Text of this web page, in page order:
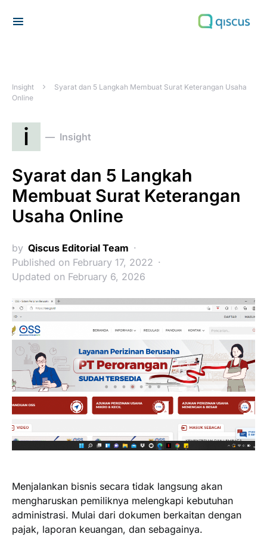
Insight
Syarat dan 5 Langkah Membuat Surat Keterangan Usaha
Online
i Insight
Syarat dan 5 Langkah
Membuat Surat Keterangan
Usaha Online
by Qiscus Editorial Team
Published on February 17, 2022
Updated on February 6, 2026
Menjalankan bisnis secara tidak langsung akan
mengharuskan pemiliknya melengkapi kebutuhan
administrasi. Mulai dari dokumen berkaitan dengan
pajak, laporan keuangan, dan sebagainya.